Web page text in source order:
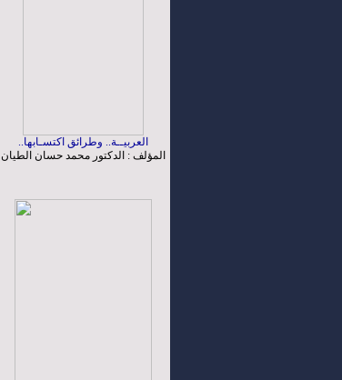
العربيــة.. وطرائق اكتسـابها..
المؤلف : الدكتور محمد حسان الطيان